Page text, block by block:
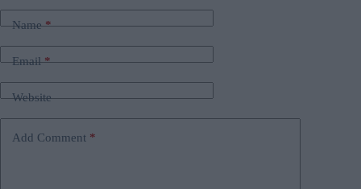
Name*
Email*
Website
Add Comment *